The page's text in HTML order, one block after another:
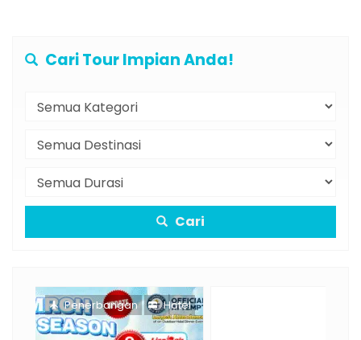
Cari Tour Impian Anda!
Cari
Penerbangan